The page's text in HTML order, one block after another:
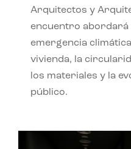
Arquitectos y
encuentro abordará
emergencia
vivienda, la
los materiales y la
público.